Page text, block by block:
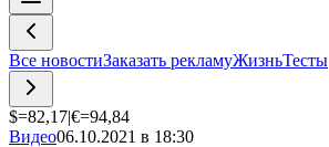
Все новостиЗаказать рекламуЖизньТесты
$=82,17|€=94,84
Видео06.10.2021 в 18:30